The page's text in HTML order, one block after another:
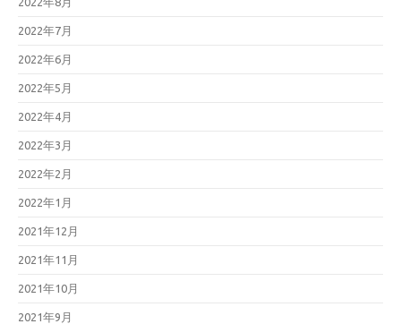
2022年7月
2022年6月
2022年5月
2022年4月
2022年3月
2022年2月
2022年1月
2021年12月
2021年11月
2021年10月
2021年9月